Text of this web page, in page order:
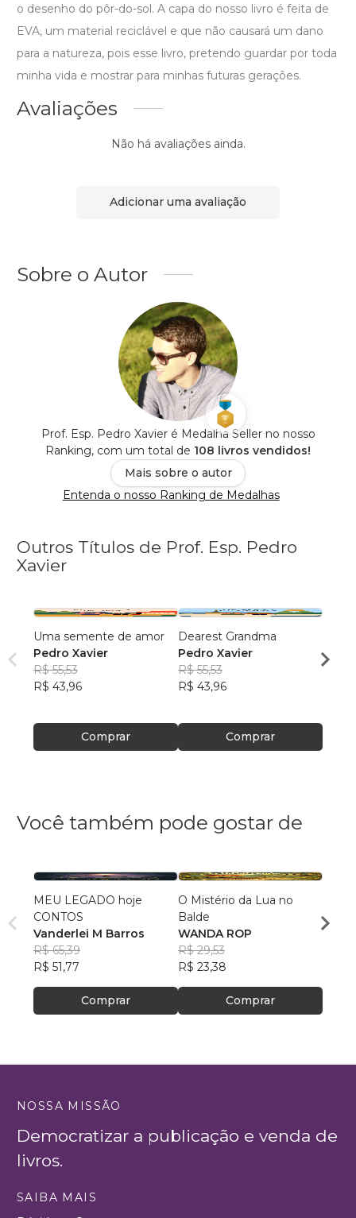
o desenho do pôr-do-sol. A capa do nosso livro é feita de
EVA, um material reciclável e que não causará um dano
para a natureza, pois esse livro, pretendo guardar por toda
minha vida e mostrar para minhas futuras gerações.
Avaliações
Não há avaliações ainda.
Adicionar uma avaliação
Sobre o Autor
Prof. Esp. Pedro Xavier é Medalha Seller no nosso
Ranking, com um total de 108 livros vendidos!
Mais sobre o autor
Entenda o nosso Ranking de Medalhas
Outros Títulos de Prof. Esp. Pedro
Xavier
Uma semente de amor
Pedro Xavier
R$ 55,53
R$ 43,96
Comprar
Dearest Grandma
Pedro Xavier
R$ 55,53
R$ 43,96
Comprar
R$
Você também pode gostar de
MEU LEGADO hoje
CONTOS
Vanderlei M Barros
R$ 65,39
R$ 51,77
Comprar
O Mistério da Lua no
Balde
WANDA ROP
R$ 29,53
R$ 23,38
Comprar
R$
NOSSA MISSÃO
Democratizar a publicação e venda de
livros.
SAIBA MAIS